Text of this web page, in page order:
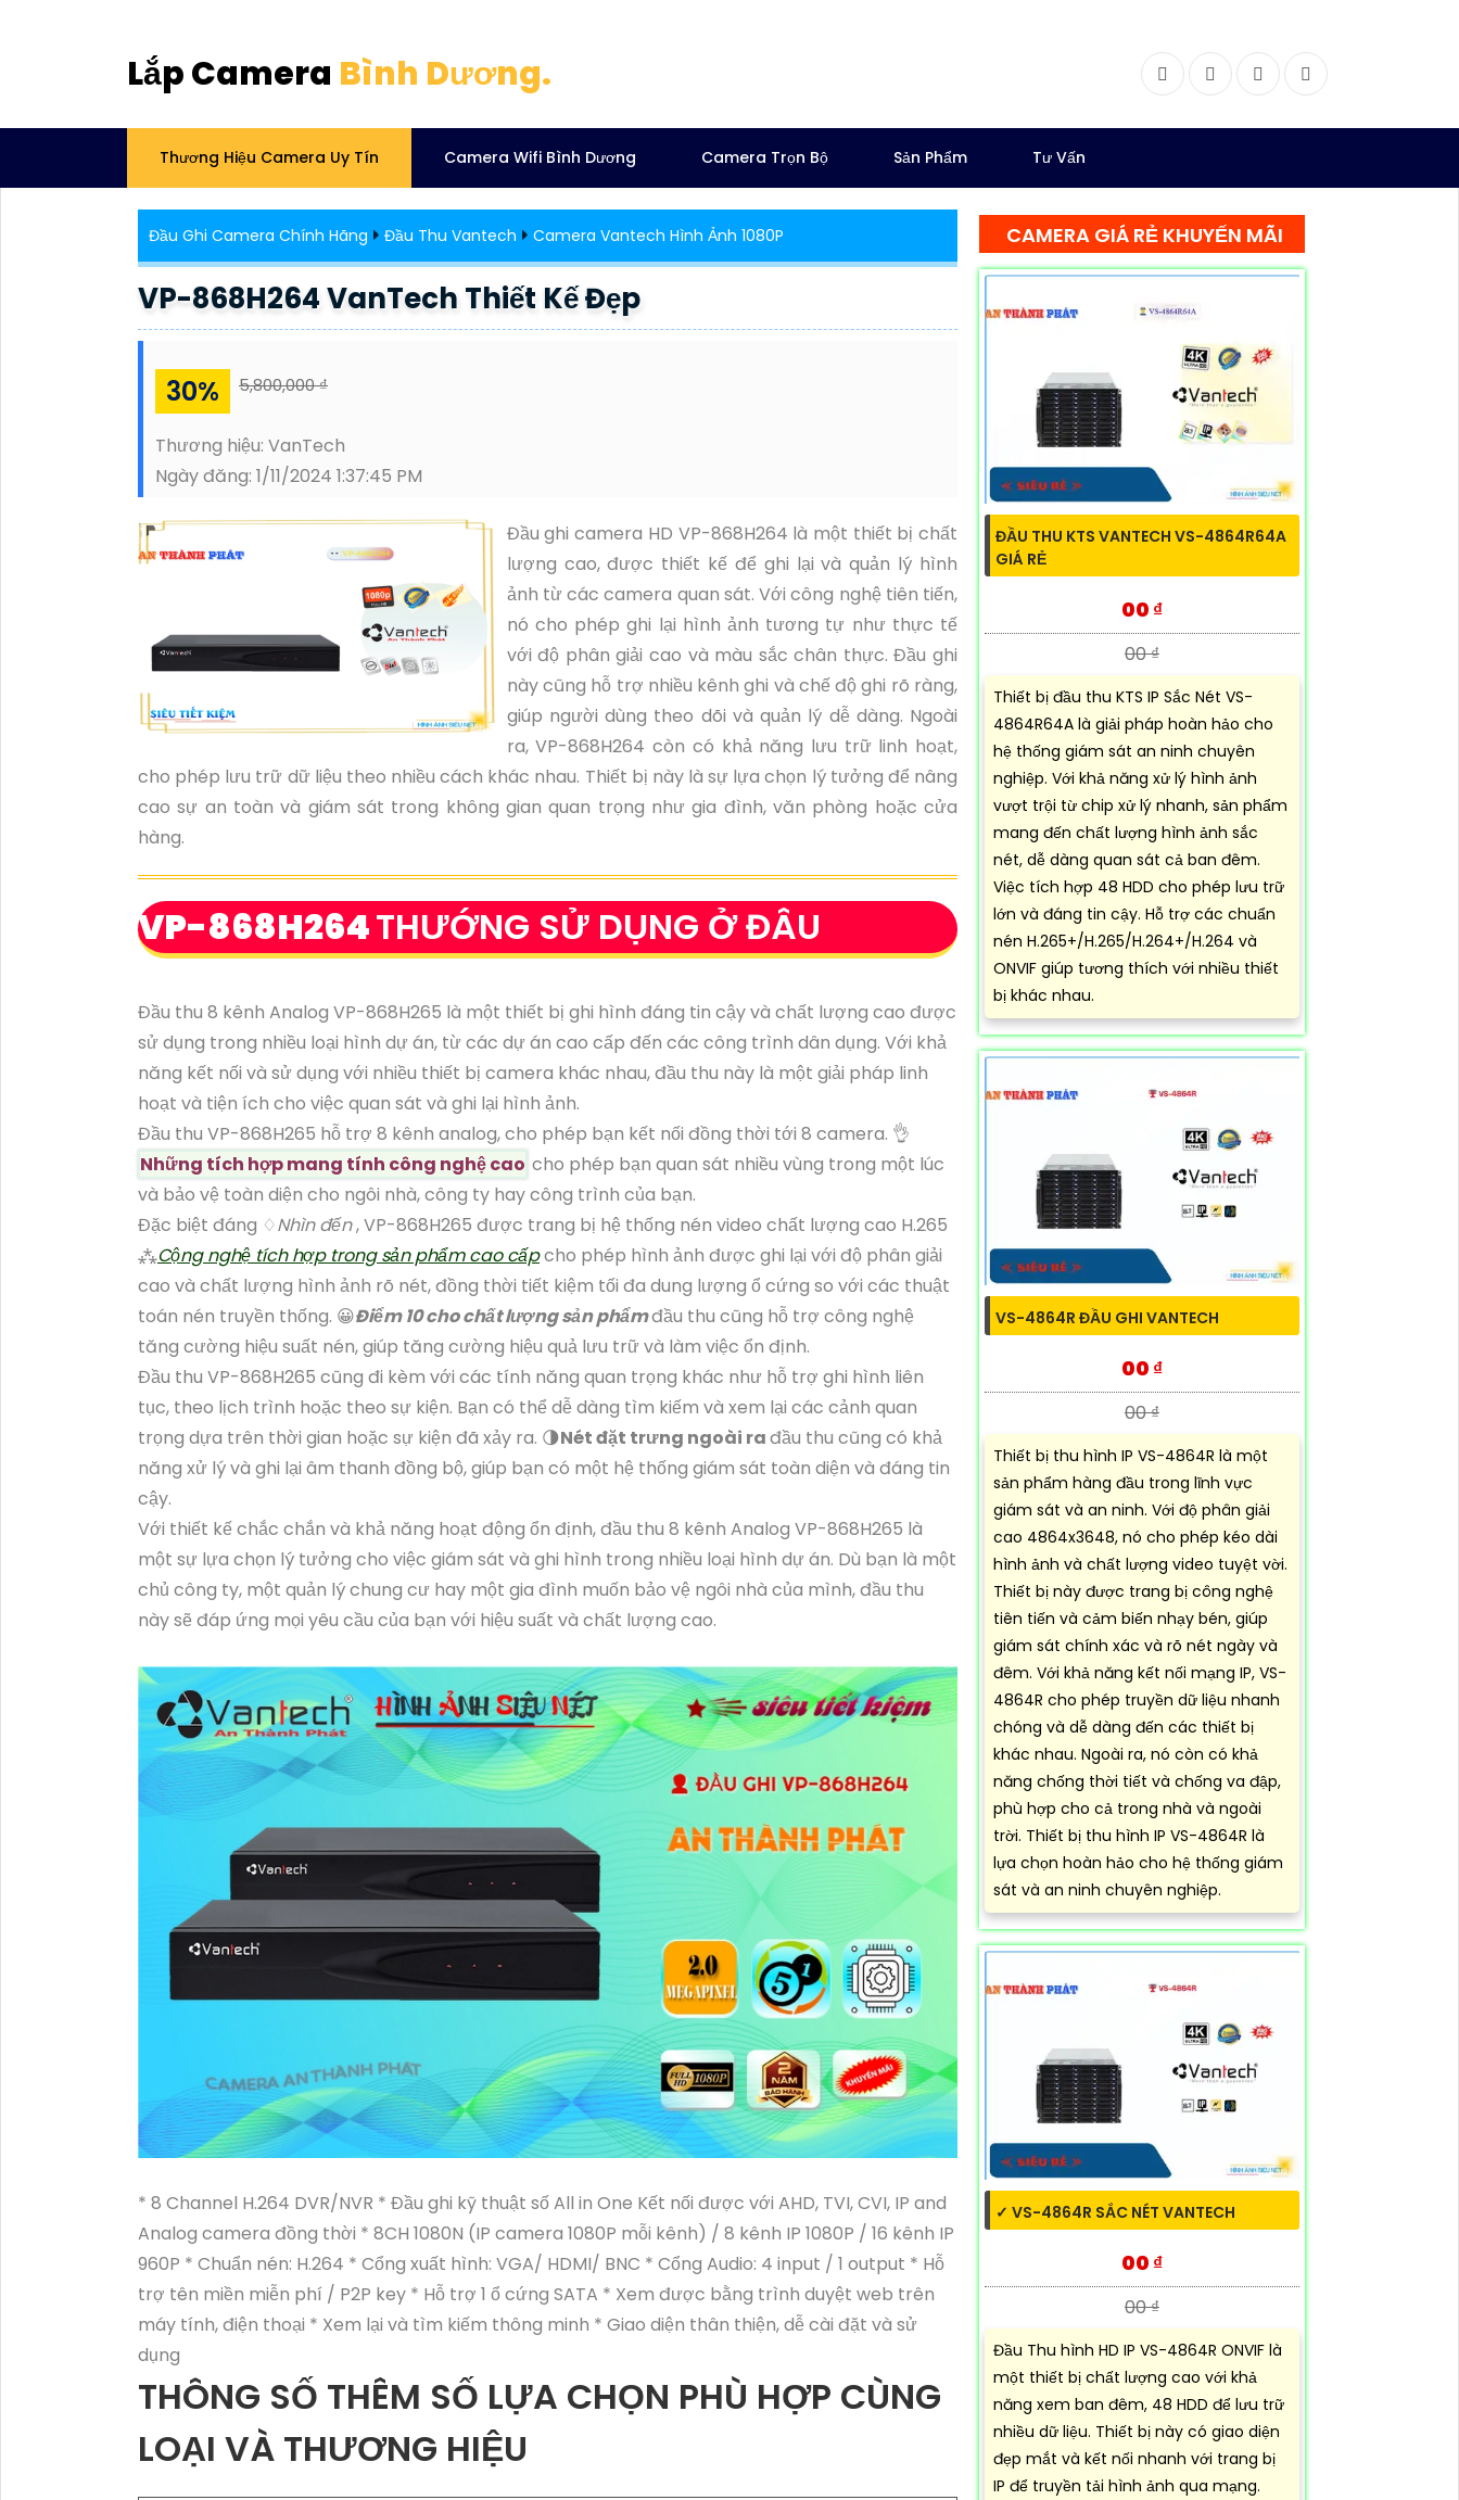
Lắp Camera Bình Dương. FacebookTwitter InstagramDribbble
Thương Hiệu Camera Uy Tín Camera Wifi Bình Dương Camera Trọn Bộ Sản Phẩm Tư Vấn
Đầu Ghi Camera Chính Hãng Đầu Thu Vantech Camera Vantech Hình Ảnh 1080P
VP-868H264 VanTech Thiết Kế Đẹp
30% 5,800,000 ₫
Thương hiệu: VanTech
Ngày đăng: 1/11/2024 1:37:45 PM
Đầu ghi camera HD VP-868H264 là một thiết bị chất
lượng cao, được thiết kế để ghi lại và quản lý hình
ảnh từ các camera quan sát. Với công nghệ tiên tiến,
nó cho phép ghi lại hình ảnh tương tự như thực tế
với độ phân giải cao và màu sắc chân thực. Đầu ghi
này cũng hỗ trợ nhiều kênh ghi và chế độ ghi rõ ràng,
giúp người dùng theo dõi và quản lý dễ dàng. Ngoài
ra, VP-868H264 còn có khả năng lưu trữ linh hoạt,
cho phép lưu trữ dữ liệu theo nhiều cách khác nhau. Thiết bị này là sự lựa chọn lý tưởng để nâng
cao sự an toàn và giám sát trong không gian quan trọng như gia đình, văn phòng hoặc cửa
hàng.
VP-868H264THƯỚNG SỬ DỤNG Ở ĐÂU
Đầu thu 8 kênh Analog VP-868H265 là một thiết bị ghi hình đáng tin cậy và chất lượng cao được
sử dụng trong nhiều loại hình dự án, từ các dự án cao cấp đến các công trình dân dụng. Với khả
năng kết nối và sử dụng với nhiều thiết bị camera khác nhau, đầu thu này là một giải pháp linh
hoạt và tiện ích cho việc quan sát và ghi lại hình ảnh.
Đầu thu VP-868H265 hỗ trợ 8 kênh analog, cho phép bạn kết nối đồng thời tới 8 camera. 👌
Những tích hợp mang tính công nghệ cao cho phép bạn quan sát nhiều vùng trong một lúc
và bảo vệ toàn diện cho ngôi nhà, công ty hay công trình của bạn.
Đặc biệt đáng ♢Nhìn đến, VP-868H265 được trang bị hệ thống nén video chất lượng cao H.265
⁂Cộng nghệ tích hợp trong sản phẩm cao cấpcho phép hình ảnh được ghi lại với độ phân giải
cao và chất lượng hình ảnh rõ nét, đồng thời tiết kiệm tối đa dung lượng ổ cứng so với các thuật
toán nén truyền thống. 😀Điểm 10 cho chất lượng sản phẩmđầu thu cũng hỗ trợ công nghệ
tăng cường hiệu suất nén, giúp tăng cường hiệu quả lưu trữ và làm việc ổn định.
Đầu thu VP-868H265 cũng đi kèm với các tính năng quan trọng khác như hỗ trợ ghi hình liên
tục, theo lịch trình hoặc theo sự kiện. Bạn có thể dễ dàng tìm kiếm và xem lại các cảnh quan
trọng dựa trên thời gian hoặc sự kiện đã xảy ra. 🌗Nét đặt trưng ngoài rađầu thu cũng có khả
năng xử lý và ghi lại âm thanh đồng bộ, giúp bạn có một hệ thống giám sát toàn diện và đáng tin
cậy.
Với thiết kế chắc chắn và khả năng hoạt động ổn định, đầu thu 8 kênh Analog VP-868H265 là
một sự lựa chọn lý tưởng cho việc giám sát và ghi hình trong nhiều loại hình dự án. Dù bạn là một
chủ công ty, một quản lý chung cư hay một gia đình muốn bảo vệ ngôi nhà của mình, đầu thu
này sẽ đáp ứng mọi yêu cầu của bạn với hiệu suất và chất lượng cao.
* 8 Channel H.264 DVR/NVR * Đầu ghi kỹ thuật số All in One Kết nối được với AHD, TVI, CVI, IP and
Analog camera đồng thời * 8CH 1080N (IP camera 1080P mỗi kênh) / 8 kênh IP 1080P / 16 kênh IP
960P * Chuẩn nén: H.264 * Cổng xuất hình: VGA/ HDMI/ BNC * Cổng Audio: 4 input / 1 output * Hỗ
trợ tên miền miễn phí / P2P key * Hỗ trợ 1 ổ cứng SATA * Xem được bằng trình duyệt web trên
máy tính, điện thoại * Xem lại và tìm kiếm thông minh * Giao diện thân thiện, dễ cài đặt và sử
dụng
THÔNG SỐ THÊM SỐ LỰA CHỌN PHÙ HỢP CÙNG
LOẠI VÀ THƯƠNG HIỆU
CAMERA GIÁ RẺ KHUYẾN MÃI
ĐẦU THU KTS VANTECH VS-4864R64A
GIÁ RẺ
00 ₫
00 ₫
Thiết bị đầu thu KTS IP Sắc Nét VS-
4864R64A là giải pháp hoàn hảo cho
hệ thống giám sát an ninh chuyên
nghiệp. Với khả năng xử lý hình ảnh
vượt trội từ chip xử lý nhanh, sản phẩm
mang đến chất lượng hình ảnh sắc
nét, dễ dàng quan sát cả ban đêm.
Việc tích hợp 48 HDD cho phép lưu trữ
lớn và đáng tin cậy. Hỗ trợ các chuẩn
nén H.265+/H.265/H.264+/H.264 và
ONVIF giúp tương thích với nhiều thiết
bị khác nhau.
VS-4864R ĐẦU GHI VANTECH
00 ₫
00 ₫
Thiết bị thu hình IP VS-4864R là một
sản phẩm hàng đầu trong lĩnh vực
giám sát và an ninh. Với độ phân giải
cao 4864x3648, nó cho phép kéo dài
hình ảnh và chất lượng video tuyệt vời.
Thiết bị này được trang bị công nghệ
tiên tiến và cảm biến nhạy bén, giúp
giám sát chính xác và rõ nét ngày và
đêm. Với khả năng kết nối mạng IP, VS-
4864R cho phép truyền dữ liệu nhanh
chóng và dễ dàng đến các thiết bị
khác nhau. Ngoài ra, nó còn có khả
năng chống thời tiết và chống va đập,
phù hợp cho cả trong nhà và ngoài
trời. Thiết bị thu hình IP VS-4864R là
lựa chọn hoàn hảo cho hệ thống giám
sát và an ninh chuyên nghiệp.
✓ VS-4864R SẮC NÉT VANTECH
00 ₫
00 ₫
Đầu Thu hình HD IP VS-4864R ONVIF là
một thiết bị chất lượng cao với khả
năng xem ban đêm, 48 HDD để lưu trữ
nhiều dữ liệu. Thiết bị này có giao diện
đẹp mắt và kết nối nhanh với trang bị
IP để truyền tải hình ảnh qua mạng.